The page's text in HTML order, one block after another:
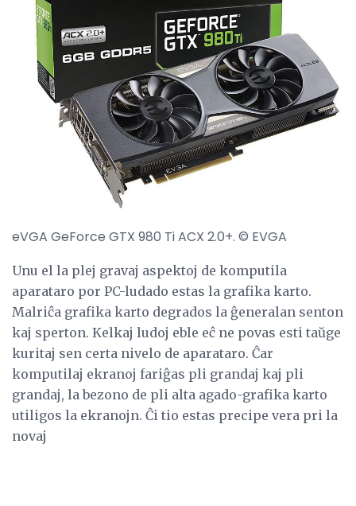
eVGA GeForce GTX 980 Ti ACX 2.0+. © EVGA
Unu el la plej gravaj aspektoj de komputila
aparataro por PC-ludado estas la grafika karto.
Malriĉa grafika karto degrados la ĝeneralan senton
kaj sperton. Kelkaj ludoj eble eĉ ne povas esti taŭge
kuritaj sen certa nivelo de aparataro. Ĉar
komputilaj ekranoj fariĝas pli grandaj kaj pli
grandaj, la bezono de pli alta agado-grafika karto
utiligos la ekranojn. Ĉi tio estas precipe vera pri la
novaj